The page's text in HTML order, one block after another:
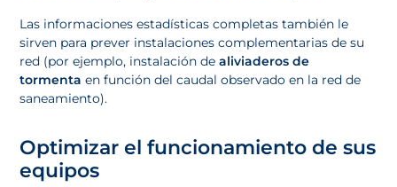
Las informaciones estadísticas completas también le
sirven para prever instalaciones complementarias de su
red (por ejemplo, instalación dealiviaderos de
tormenta en función del caudal observado en la red de
saneamiento).
Optimizar el funcionamiento de sus
equipos